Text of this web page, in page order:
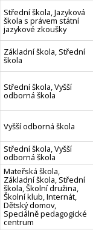
Střední škola, Jazyková
škola s právem státní
jazykové zkoušky
Základní škola, Střední
škola
Střední škola, Vyšší
odborná škola
Vyšší odborná škola
Střední škola, Vyšší
odborná škola
Mateřská škola,
Základní škola, Střední
škola, Školní družina,
Školní klub, Internát,
Dětský domov,
Speciálně pedagogické
centrum